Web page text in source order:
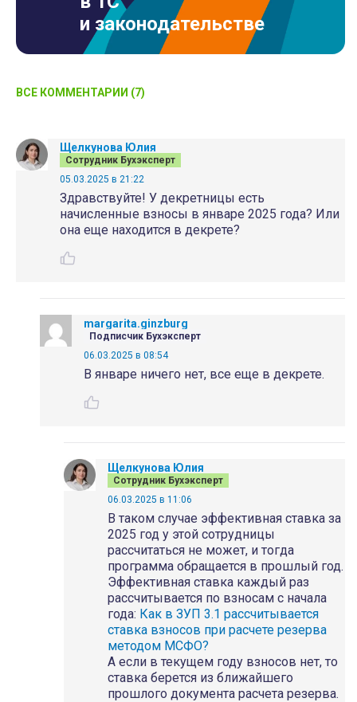
и законодательстве
ВСЕ КОММЕНТАРИИ (7)
Щелкунова Юлия
Сотрудник Бухэксперт
05.03.2025 в 21:22
Здравствуйте! У декретницы есть
начисленные взносы в январе 2025 года? Или
она еще находится в декрете?
margarita.ginzburg
Подписчик Бухэксперт
06.03.2025 в 08:54
В январе ничего нет, все еще в декрете.
Щелкунова Юлия
Сотрудник Бухэксперт
06.03.2025 в 11:06
В таком случае эффективная ставка за
2025 год у этой сотрудницы
рассчитаться не может, и тогда
программа обращается в прошлый год.
Эффективная ставка каждый раз
рассчитывается по взносам с начала
года: Как в ЗУП 3.1 рассчитывается
ставка взносов при расчете резерва
методом МСФО?
А если в текущем году взносов нет, то
ставка берется из ближайшего
прошлого документа расчета резерва.